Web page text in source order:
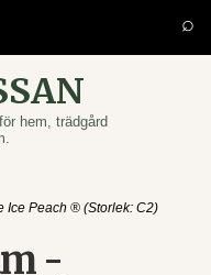
hem, trädgård
⌕
Ice Peach ® (Storlek: C2)
-